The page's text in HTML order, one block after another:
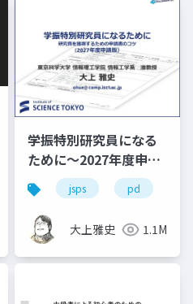
学振特別研究員になる
ために～2027年度申請
版
jsps pd
大上雅史 1.1M